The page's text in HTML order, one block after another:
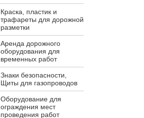
Краска, пластик и
трафареты для дорожной
разметки
Аренда дорожного
оборудования для
временных работ
Знаки безопасности,
Щиты для газопроводов
Оборудование для
ограждения мест
проведения работ